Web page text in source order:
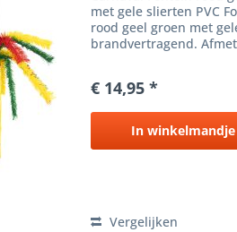
met gele slierten PVC
rood geel groen met
brandvertragend.
€ 14,95 *
In winkelmandje
Vergelijken